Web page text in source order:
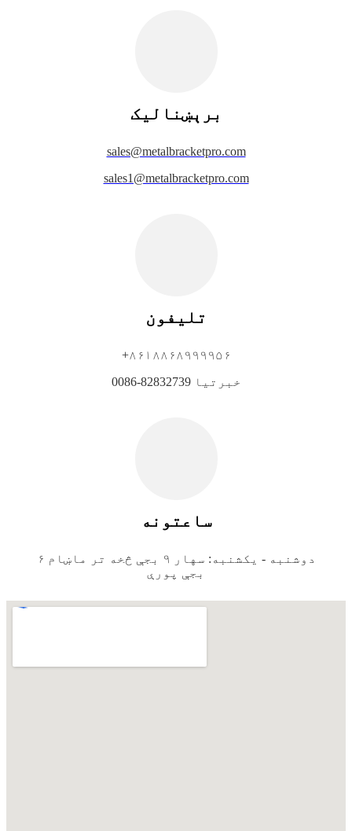
برېښنالیک
sales@metalbracketpro.com
sales1@metalbracketpro.com
تلیفون
+۸۶۱۸۸۶۸۹۹۹۹۵۶
0086-82832739 خبرتیا
ساعتونه
دوشنبه - یکشنبه: سهار ۹ بجې څخه تر ماښام ۶
بجې پورې